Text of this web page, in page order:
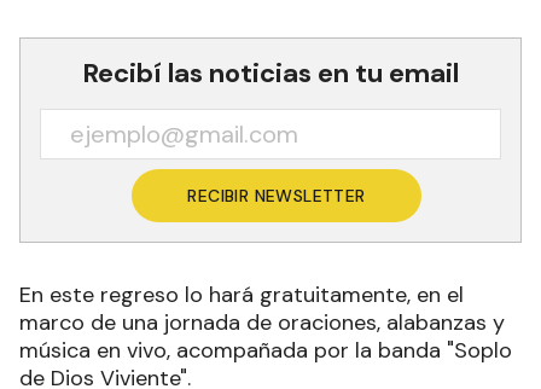
Recibí las noticias en tu email
RECIBIR NEWSLETTER
En este regreso lo hará gratuitamente, en el
marco de una jornada de oraciones, alabanzas y
música en vivo, acompañada por la banda "Soplo
de Dios Viviente".